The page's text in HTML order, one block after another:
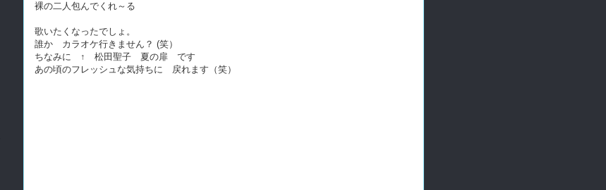
裸の二人包んでくれ～る
歌いたくなったでしょ。
誰か カラオケ行きません？ (笑）
ちなみに ↑ 松田聖子 夏の扉 です
あの頃のフレッシュな気持ちに 戻れます（笑）